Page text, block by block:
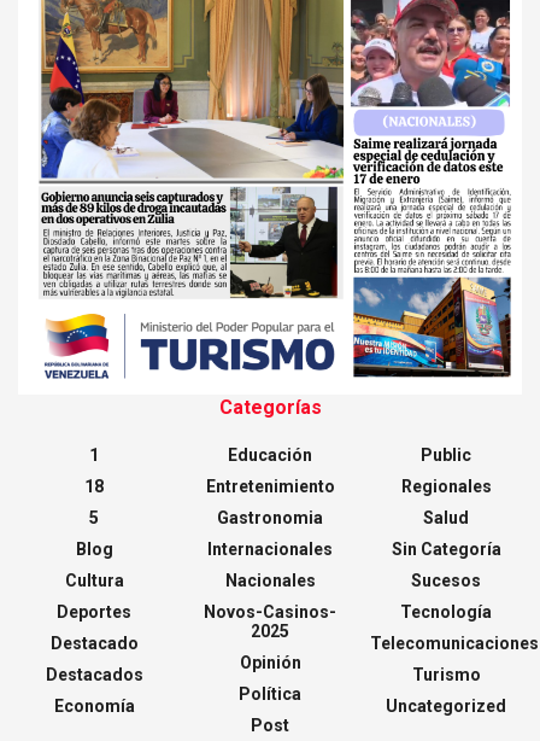
Categorías
1
18
5
Blog
Cultura
Deportes
Destacado
Destacados
Economía
Educación
Entretenimiento
Gastronomia
Internacionales
Nacionales
Novos-Casinos-
2025
Opinión
Política
Post
Public
Regionales
Salud
Sin Categoría
Sucesos
Tecnología
Telecomunicaciones
Turismo
Uncategorized